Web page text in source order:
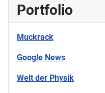
Portfolio
Muckrack
Google News
Welt der Physik